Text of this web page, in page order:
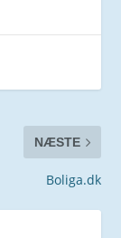
NÆSTE
Boliga.dk